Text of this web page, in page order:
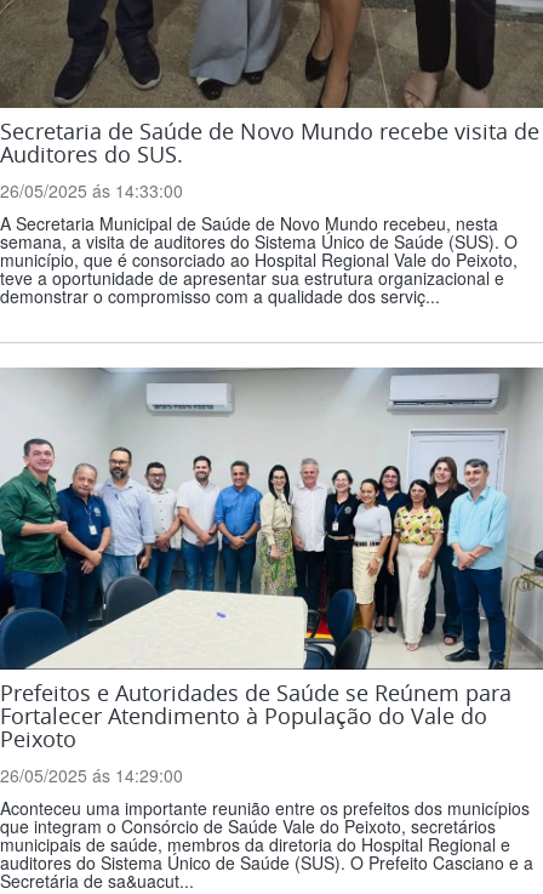
Secretaria de Saúde de Novo Mundo recebe visita de
Auditores do SUS.
26/05/2025 ás 14:33:00
A Secretaria Municipal de Saúde de Novo Mundo recebeu, nesta
semana, a visita de auditores do Sistema Único de Saúde (SUS). O
município, que é consorciado ao Hospital Regional Vale do Peixoto,
teve a oportunidade de apresentar sua estrutura organizacional e
demonstrar o compromisso com a qualidade dos serviç...
Prefeitos e Autoridades de Saúde se Reúnem para
Fortalecer Atendimento à População do Vale do
Peixoto
26/05/2025 ás 14:29:00
Aconteceu uma importante reunião entre os prefeitos dos municípios
que integram o Consórcio de Saúde Vale do Peixoto, secretários
municipais de saúde, membros da diretoria do Hospital Regional e
auditores do Sistema Único de Saúde (SUS). O Prefeito Casciano e a
Secretária de sa&uacut...